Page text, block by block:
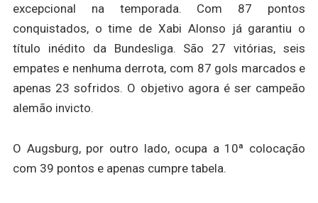
excepcional na temporada. Com 87 pontos
conquistados, o time de Xabi Alonso já garantiu o
título inédito da Bundesliga. São 27 vitórias, seis
empates e nenhuma derrota, com 87 gols marcados e
apenas 23 sofridos. O objetivo agora é ser campeão
alemão invicto.
O Augsburg, por outro lado, ocupa a 10ª colocação
com 39 pontos e apenas cumpre tabela.